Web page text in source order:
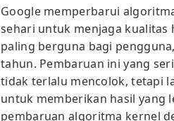
Google memperbarui
sehari untuk menjaga kualitas
paling berguna bagi
tahun. Pembaruan ini yang
tidak terlalu mencolok, tetapi
untuk memberikan hasil yang
pembaruan algoritma kernel